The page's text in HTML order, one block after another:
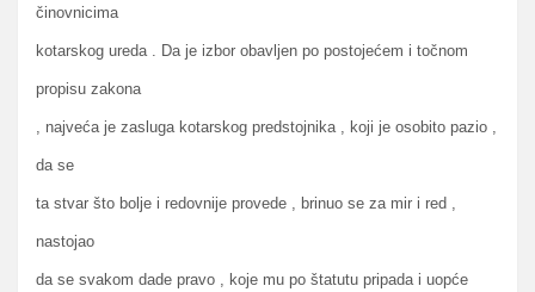
činovnicima
kotarskog ureda . Da je izbor obavljen po postojećem i točnom
propisu zakona
, najveća je zasluga kotarskog predstojnika , koji je osobito pazio ,
da se
ta stvar što bolje i redovnije provede , brinuo se za mir i red ,
nastojao
da se svakom dade pravo , koje mu po štatutu pripada i uopće